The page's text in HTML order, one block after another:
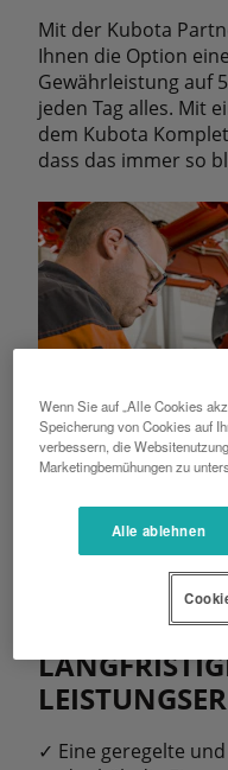
Mit der Kubota
Ihnen die Option
Gewährleistung auf
jeden Tag alles. Mit
dem Kubota
dass das immer so
✓ Eine geregelte
Wenn Sie auf „Alle Cookies
Speicherung von Cookies auf
verbessern, die
Marketingbemühungen zu
Alle ablehnen